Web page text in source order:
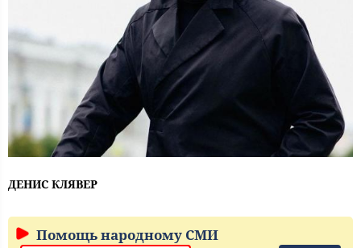
ДЕНИС КЛЯВЕР
Помощь народному СМИ